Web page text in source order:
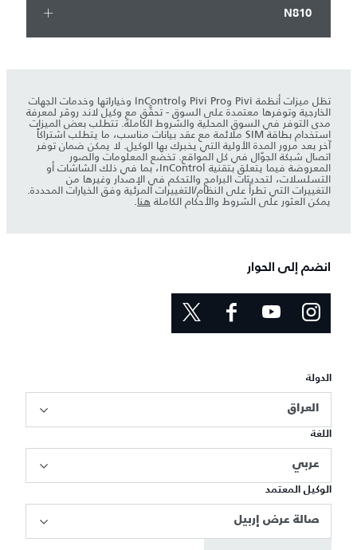
N810
تظل ميزات أنظمة Pivi وPivi Pro وInControl وخياراتها وخدمات الجهات
الخارجية وتوفرها معتمدة على السوق - تحقَّق مع وكيل لاند روڤر لمعرفة
مدى التوفر في السوق المحلية والشروط الكاملة. تتطلب بعض الميزات
استخدام بطاقة SIM ملائمة مع عقد بيانات مناسب، ما يتطلب اشتراكاً
آخر بعد مرور المدة الأولية التي يخبرك بها الوكيل. لا يمكن ضمان توفر
اتصال شبكة الجوّال في كل المواقع. تخضع المعلومات والصور
المعروضة فيما يتعلق بتقنية InControl، بما في ذلك الشاشات أو
التسلسلات، لتحديثات البرامج والتحكم في الإصدار وغيرها من
التغييرات التي تطرأ على النظام/التغييرات المرئية وفق الخيارات المحددة.
يمكن العثور على الشروط والأحكام الكاملة هنا.
انضم إلى الحوار
الدولة
العراق
اللغة
عربي
الوكيل المعتمد
صالة عرض إربيل